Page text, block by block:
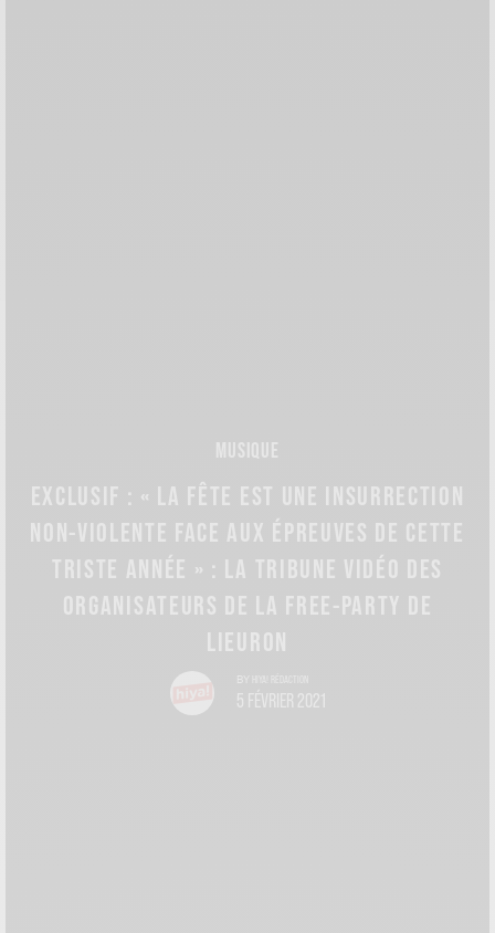
MUSIQUE
EXCLUSIF : « LA FÊTE EST UNE INSURRECTION
NON-VIOLENTE FACE AUX ÉPREUVES DE CETTE
TRISTE ANNÉE » : LA TRIBUNE VIDÉO DES
ORGANISATEURS DE LA FREE-PARTY DE
LIEURON
BY
5 FÉVRIER 2021